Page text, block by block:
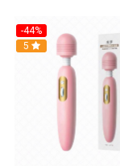
-44%
Hot
5